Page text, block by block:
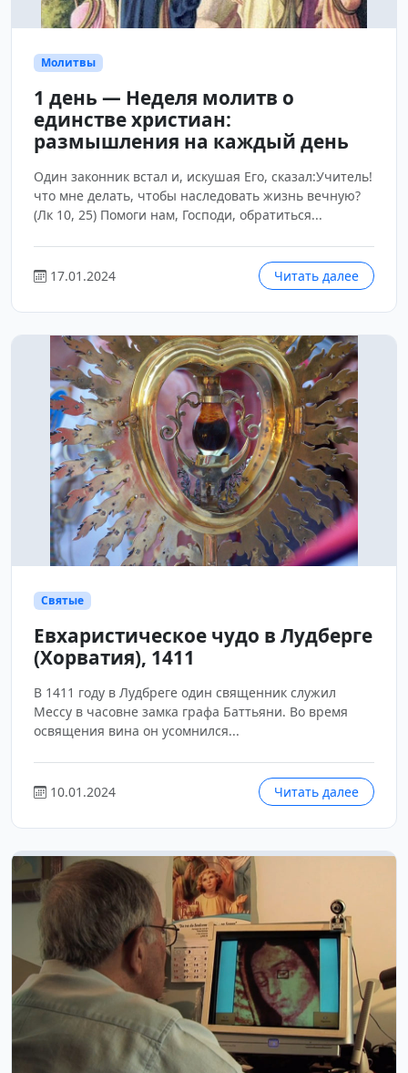
Молитвы
1 день — Неделя молитв о
единстве христиан:
размышления на каждый день
Один законник встал и, искушая Его, сказал:Учитель!
что мне делать, чтобы наследовать жизнь вечную?
(Лк 10, 25) Помоги нам, Господи, обратиться...
17.01.2024 Читать далее
Святые
Евхаристическое чудо в Лудберге
(Хорватия), 1411
В 1411 году в Лудбреге один священник служил
Мессу в часовне замка графа Баттьяни. Во время
освящения вина он усомнился...
10.01.2024 Читать далее